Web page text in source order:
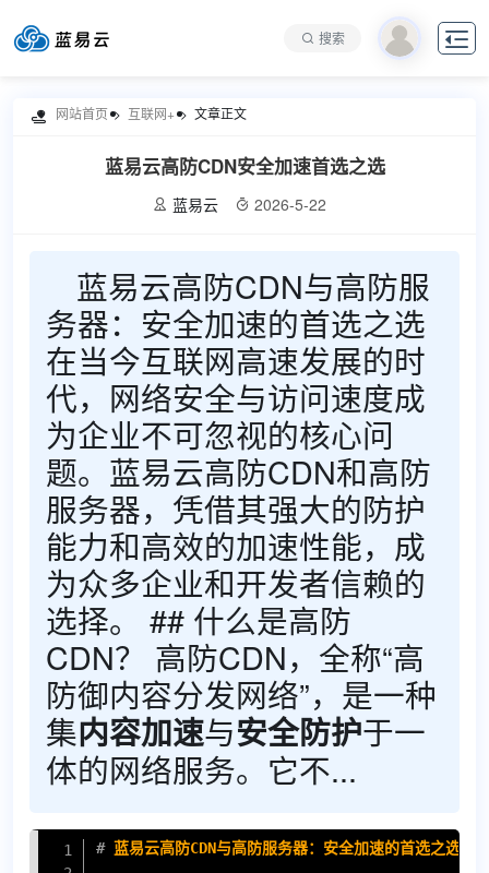
搜索 
 网站首页 互联网+ 文章正文
蓝易云高防CDN安全加速首选之选
 蓝易云  2026-5-22
蓝易云高防CDN与高防服
务器：安全加速的首选之选
在当今互联网高速发展的时
代，网络安全与访问速度成
为企业不可忽视的核心问
题。蓝易云高防CDN和高防
服务器，凭借其强大的防护
能力和高效的加速性能，成
为众多企业和开发者信赖的
选择。 ## 什么是高防
CDN？ 高防CDN，全称“高
防御内容分发网络”，是一种
集内容加速与安全防护于一
体的网络服务。它不...
# 蓝易云高防CDN与高防服务器：安全加速的首选之选
Copy